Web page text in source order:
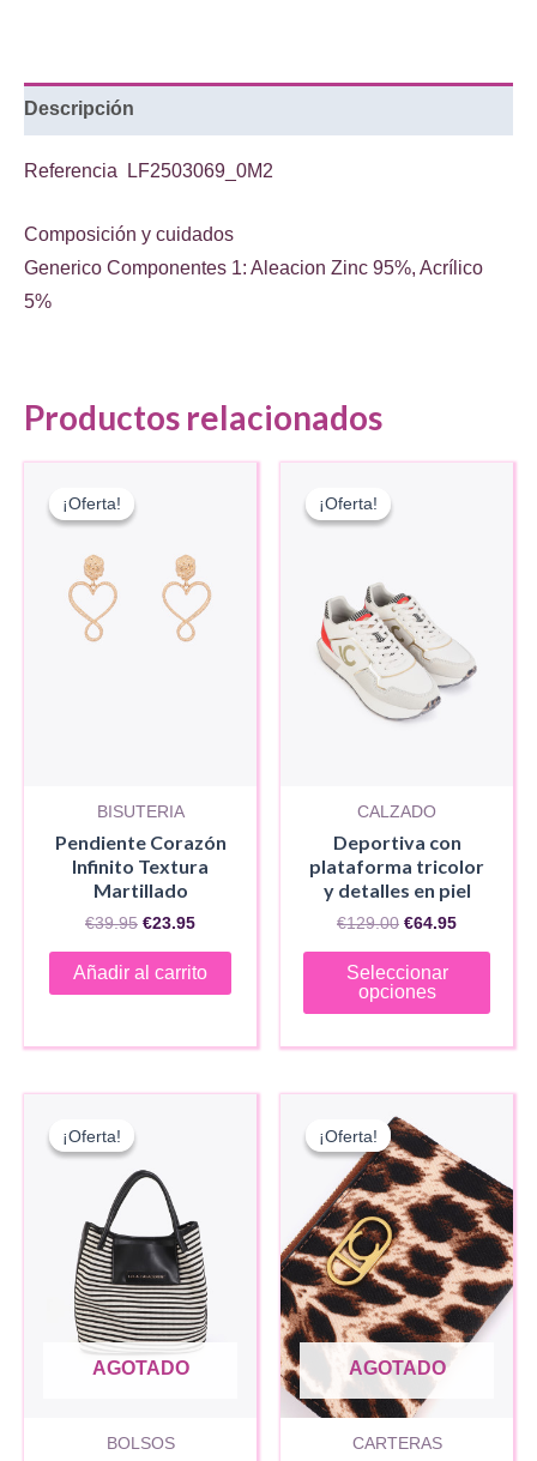
logo
cantidad
Descripción
Referencia LF2503069_0M2
Composición y cuidados
Generico Componentes 1: Aleacion Zinc 95%, Acrílico
5%
Productos relacionados
¡Oferta!
¡Oferta!
BISUTERIA
Pendiente Corazón
Infinito Textura
Martillado
€39.95 El
original
€23.95El
actual
Añadir al carrito
¡Oferta!
¡Oferta!
CALZADO
Deportiva con
plataforma tricolor
y detalles en piel
€129.00 El
original
era:
€64.95El
€64.95.
Seleccionar
opciones
Este
se
elegir
en
la
¡Oferta!
AGOTADO
¡Oferta!
BOLSOS
¡Oferta!
AGOTADO
¡Oferta!
CARTERAS